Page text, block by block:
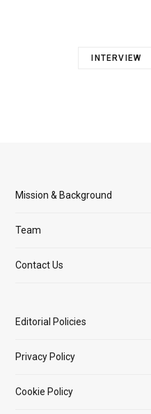
INTERVIEW
Mission & Background
Team
Contact Us
Editorial Policies
Privacy Policy
Cookie Policy